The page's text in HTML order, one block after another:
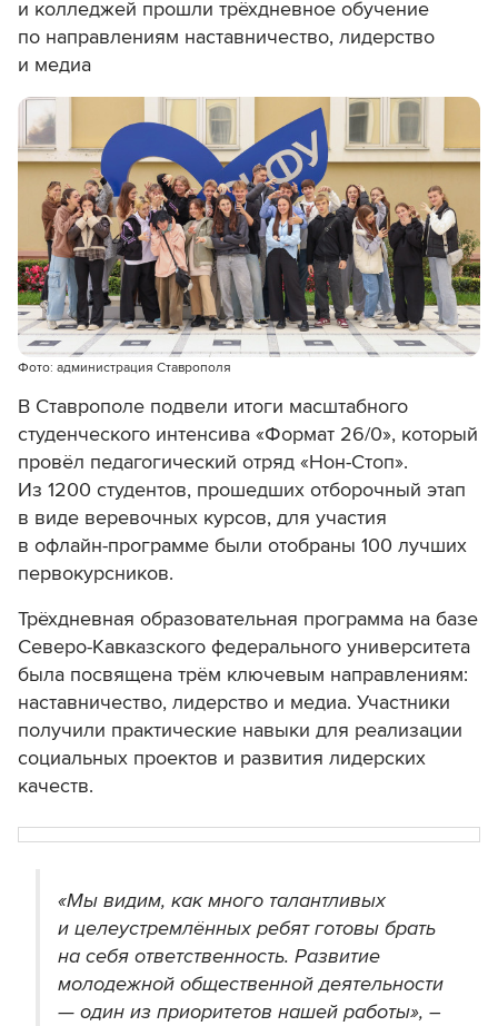
и колледжей прошли трёхдневное обучение
по направлениям наставничество, лидерство
и медиа
Фото: администрация Ставрополя
В Ставрополе подвели итоги масштабного
студенческого интенсива «Формат 26/0», который
провёл педагогический отряд «Нон-Стоп».
Из 1200 студентов, прошедших отборочный этап
в виде веревочных курсов, для участия
в офлайн-программе были отобраны 100 лучших
первокурсников.
Трёхдневная образовательная программа на базе
Северо-Кавказского федерального университета
была посвящена трём ключевым направлениям:
наставничество, лидерство и медиа. Участники
получили практические навыки для реализации
социальных проектов и развития лидерских
качеств.
«Мы видим, как много талантливых
и целеустремлённых ребят готовы брать
на себя ответственность. Развитие
молодежной общественной деятельности
— один из приоритетов нашей работы», –